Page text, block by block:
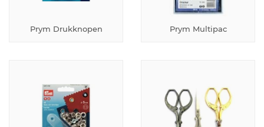
Prym Drukknopen Prym Multipac